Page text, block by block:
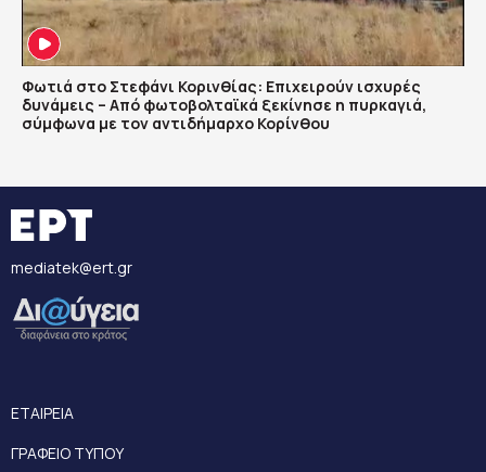
Φωτιά στο Στεφάνι Κορινθίας: Επιχειρούν ισχυρές
δυνάμεις – Από φωτοβολταϊκά ξεκίνησε η πυρκαγιά,
σύμφωνα με τον αντιδήμαρχο Κορίνθου
mediatek@ert.gr
ΕΤΑΙΡΕΙΑ
ΓΡΑΦΕΙΟ ΤΥΠΟΥ